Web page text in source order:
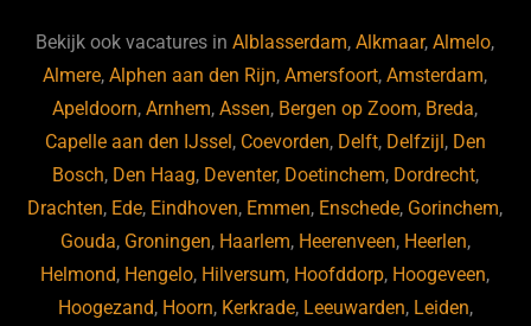
b
o
o
k
ky dI
n
Bekijk ook vacatures inAlblasserdam,Alkmaar,Almelo,
Almere,Alphen aan den Rijn,Amersfoort,Amsterdam,
Apeldoorn,Arnhem,Assen, Bergen op Zoom, Breda,
Capelle aan den IJssel, Coevorden, Delft, Delfzijl, Den
Bosch, Den Haag, Deventer, Doetinchem, Dordrecht,
Drachten, Ede, Eindhoven, Emmen, Enschede, Gorinchem,
Gouda, Groningen, Haarlem, Heerenveen, Heerlen,
Helmond, Hengelo, Hilversum, Hoofddorp, Hoogeveen,
Hoogezand, Hoorn, Kerkrade, Leeuwarden, Leiden,